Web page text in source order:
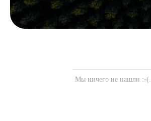
Мы ничего не нашли :-(.